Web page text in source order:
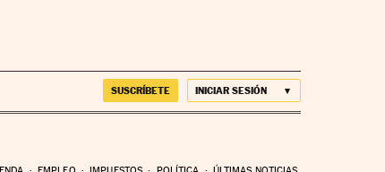
SUSCRÍBETE INICIAR SESIÓN